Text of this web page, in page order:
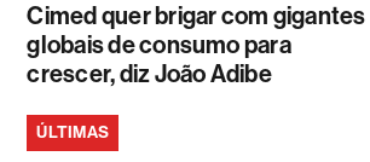
Cimed quer brigar com gigantes
globais de consumo para
crescer, diz João Adibe
ÚLTIMAS